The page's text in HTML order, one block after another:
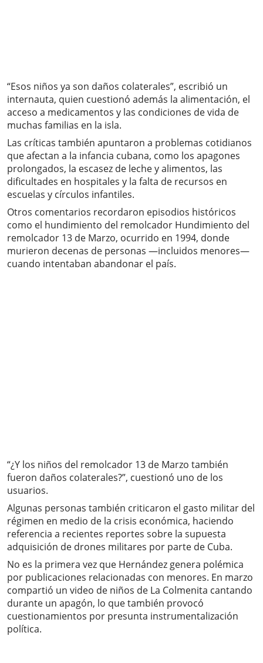
“Esos niños ya son daños colaterales”, escribió un
internauta, quien cuestionó además la alimentación, el
acceso a medicamentos y las condiciones de vida de
muchas familias en la isla.
Las críticas también apuntaron a problemas cotidianos
que afectan a la infancia cubana, como los apagones
prolongados, la escasez de leche y alimentos, las
dificultades en hospitales y la falta de recursos en
escuelas y círculos infantiles.
Otros comentarios recordaron episodios históricos
como el hundimiento del remolcador Hundimiento del
remolcador 13 de Marzo, ocurrido en 1994, donde
murieron decenas de personas —incluidos menores—
cuando intentaban abandonar el país.
“¿Y los niños del remolcador 13 de Marzo también
fueron daños colaterales?”, cuestionó uno de los
usuarios.
Algunas personas también criticaron el gasto militar del
régimen en medio de la crisis económica, haciendo
referencia a recientes reportes sobre la supuesta
adquisición de drones militares por parte de Cuba.
No es la primera vez que Hernández genera polémica
por publicaciones relacionadas con menores. En marzo
compartió un video de niños de La Colmenita cantando
durante un apagón, lo que también provocó
cuestionamientos por presunta instrumentalización
política.